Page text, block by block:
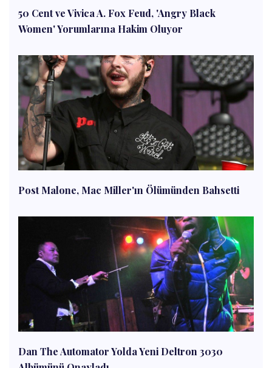
50 Cent ve Vivica A. Fox Feud, 'Angry Black
Women' Yorumlarına Hakim Oluyor
Post Malone, Mac Miller'ın Ölümünden Bahsetti
Dan The Automator Yolda Yeni Deltron 3030